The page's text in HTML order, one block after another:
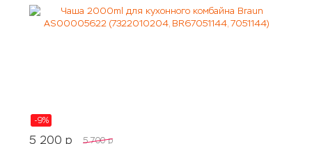
-9%
5 200 p 5 700 p